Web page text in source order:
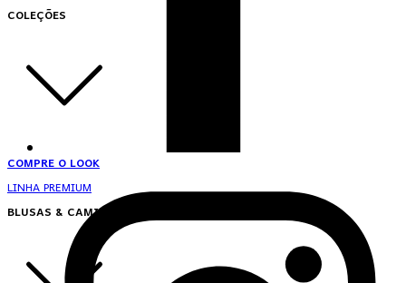
COLEÇÕES
COMPRE O LOOK
LINHA PREMIUM
BLUSAS & CAMISAS